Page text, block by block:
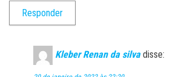
Responder
Kleber Renan da silva disse: